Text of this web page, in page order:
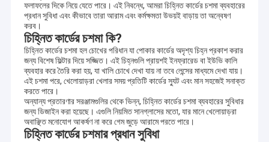
ফলাফলের দিকে নিয়ে যেতে পারে। এই নিবন্ধে, আমরা চিহ্নিত কার্ডের চশমা ব্যবহারের
প্রধান সুবিধা এবং কীভাবে তারা আরাম এবং কর্মক্ষমতা উভয়ই বাড়ায় তা অন্বেষণ
করব।
চিহ্নিত কার্ডের চশমা কি?
চিহ্নিত কার্ডের চশমা হল চোখের পরিধান যা পোকার কার্ডের অদৃশ্য চিহ্ন প্রকাশ করার
জন্য বিশেষ ফিল্টার দিয়ে সজ্জিত। এই চিহ্নগুলি প্রায়শই ইনফ্রারেড বা ইউভি কালি
ব্যবহার করে তৈরি করা হয়, যা খালি চোখে দেখা যায় না তবে লেন্সের মাধ্যমে দেখা যায়।
এই চশমা পরে, খেলোয়াড়রা খেলার সময় প্রতিটি কার্ডের স্যুট এবং মান সহজেই সনাক্ত
করতে পারে।
অন্যান্য প্রতারণার সরঞ্জামগুলির থেকে ভিন্ন, চিহ্নিত কার্ডের চশমা ব্যবহারের সুবিধার
জন্য ডিজাইন করা হয়েছে। এগুলি নিয়মিত সানগ্লাসের মতো, যার মানে খেলোয়াড়রা
অবাঞ্ছিত মনোযোগ আকর্ষণ না করে গেম জুড়ে আরামে পরতে পারে।
চিহ্নিত কার্ডের চশমার প্রধান সুবিধা